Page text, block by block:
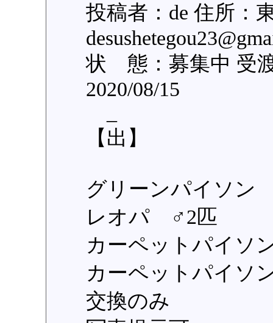
投稿者：de 住所：
状 態：募集中 受
2020/08/15
【出】
グリーンパイソ
レオパ ♂2匹
カーペットパイ
カーペットパイ
交換のみ